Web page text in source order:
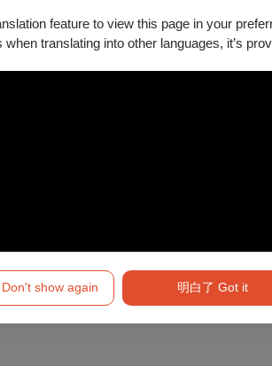
feature to view this page in your
translating into other languages, it’s
show again 明白了 Got it
團《巔峰對話》
會《鶼鰈琴聲》